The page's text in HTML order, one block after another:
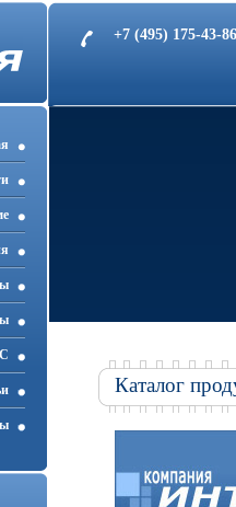
+7 (495) 175-43-
Каталог